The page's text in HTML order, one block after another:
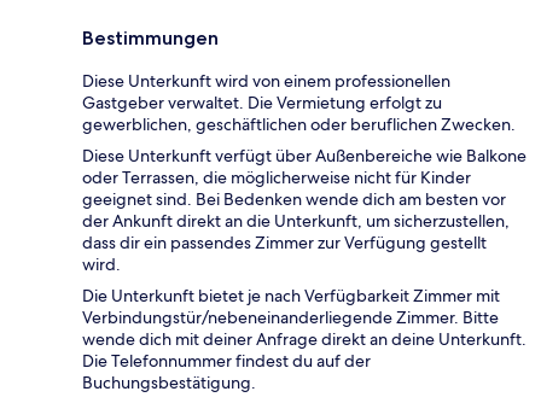
Bestimmungen
Diese Unterkunft wird von einem professionellen
Gastgeber verwaltet. Die Vermietung erfolgt zu
gewerblichen, geschäftlichen oder beruflichen Zwecken.
Diese Unterkunft verfügt über Außenbereiche wie Balkone
oder Terrassen, die möglicherweise nicht für Kinder
geeignet sind. Bei Bedenken wende dich am besten vor
der Ankunft direkt an die Unterkunft, um sicherzustellen,
dass dir ein passendes Zimmer zur Verfügung gestellt
wird.
Die Unterkunft bietet je nach Verfügbarkeit Zimmer mit
Verbindungstür/nebeneinanderliegende Zimmer. Bitte
wende dich mit deiner Anfrage direkt an deine Unterkunft.
Die Telefonnummer findest du auf der
Buchungsbestätigung.